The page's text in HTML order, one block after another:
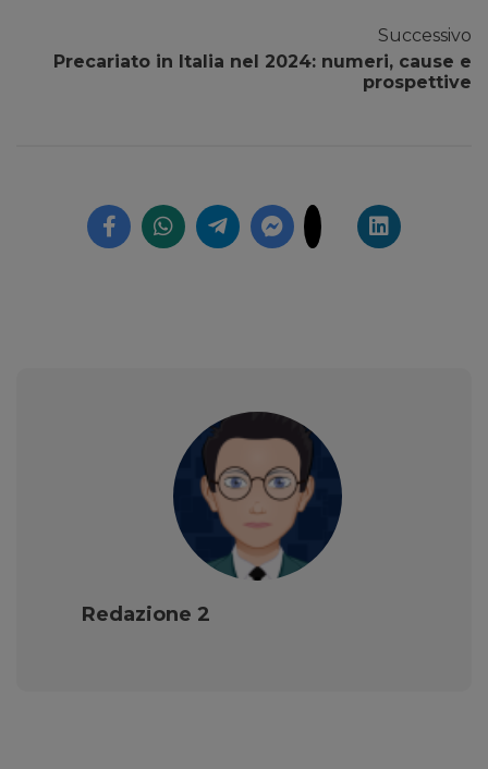
Successivo
Precariato in Italia nel 2024: numeri, cause e
prospettive
Redazione 2